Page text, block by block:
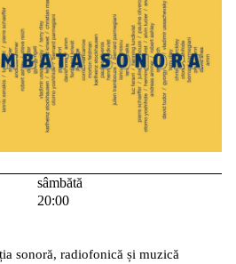
sâmbătă
20:00
sonoră, radiofonică și muzică